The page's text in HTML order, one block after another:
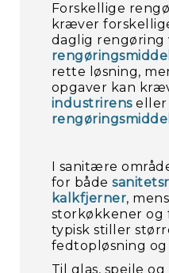
Forskellige
kræver
daglig rengøring
rengøringsmiddel
rette løsning,
opgaver kan
industrirenseller
rengøringsmiddel
I sanitære
for både
kalkfjerner,
storkøkkener og
typisk stiller
fedtopløsning og
Til glas, spejle